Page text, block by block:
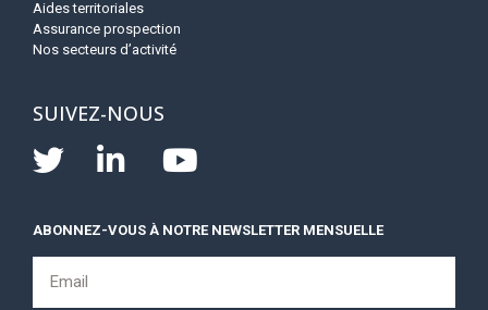
Aides territoriales
Assurance prospection
Nos secteurs d’activité
SUIVEZ-NOUS
ABONNEZ-VOUS À NOTRE NEWSLETTER MENSUELLE